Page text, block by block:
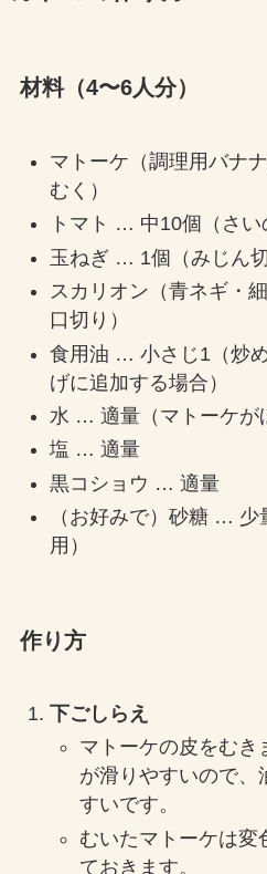
材料（4〜6人分）
マトーケ（調理用バナ
むく）
トマト … 中10個（さい
玉ねぎ … 1個（みじん切
スカリオン（青ネギ・
口切り）
食用油 … 小さじ1（炒
げに追加する場合）
水 … 適量（マトーケが
塩 … 適量
黒コショウ … 適量
（お好みで）砂糖 …
用）
作り方
下ごしらえ
マトーケの皮をむき
が滑りやすいので、
すいです。
むいたマトーケは変
ておきます。